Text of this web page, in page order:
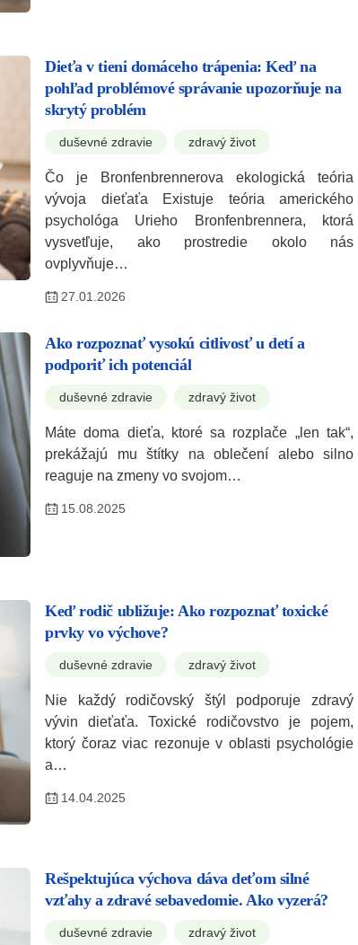
Dieťa v tieni domáceho trápenia: Keď na
pohľad problémové správanie upozorňuje na
skrytý problém
duševné zdravie zdravý život
Čo je Bronfenbrennerova ekologická teória
vývoja dieťaťa Existuje teória amerického
psychológa Urieho Bronfenbrennera, ktorá
vysvetľuje, ako prostredie okolo nás
ovplyvňuje…
27.01.2026
Ako rozpoznať vysokú citlivosť u detí a
podporiť ich potenciál
duševné zdravie zdravý život
Máte doma dieťa, ktoré sa rozplače „len tak“,
prekážajú mu štítky na oblečení alebo silno
reaguje na zmeny vo svojom…
15.08.2025
Keď rodič ubližuje: Ako rozpoznať toxické
prvky vo výchove?
duševné zdravie zdravý život
Nie každý rodičovský štýl podporuje zdravý
vývin dieťaťa. Toxické rodičovstvo je pojem,
ktorý čoraz viac rezonuje v oblasti psychológie
a…
14.04.2025
Rešpektujúca výchova dáva deťom silné
vzťahy a zdravé sebavedomie. Ako vyzerá?
duševné zdravie zdravý život